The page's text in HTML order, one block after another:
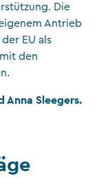
Die
Antrieb
EU als
den
Anna Sleegers.